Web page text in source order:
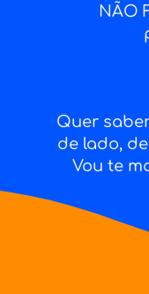
NÃO
Quer
de lado,
Vou te